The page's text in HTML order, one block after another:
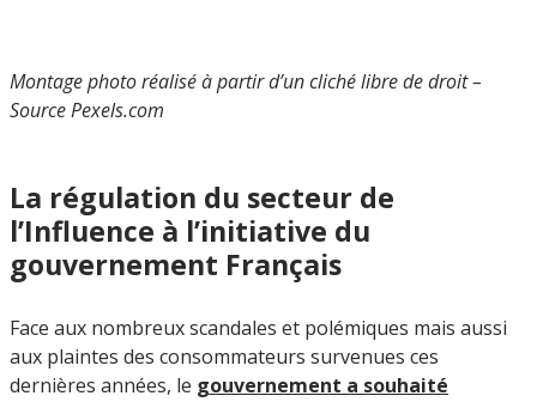
Montage photo réalisé à partir d’un cliché libre de droit –
Source Pexels.com
La régulation du secteur de
l’Influence à l’initiative du
gouvernement Français
Face aux nombreux scandales et polémiques mais aussi
aux plaintes des consommateurs survenues ces
dernières années, le gouvernement a souhaité